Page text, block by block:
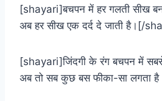
[shayari]बचपन में हर गलती सीख बन
अब हर सीख एक दर्द दे जाती है।[/
[shayari]जिंदगी के रंग बचपन में
अब तो सब कुछ बस फीका-सा लगता